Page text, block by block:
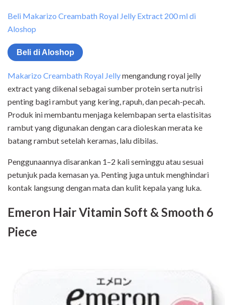
Beli Makarizo Creambath Royal Jelly Extract 200 ml di
Aloshop
Beli di Aloshop
Makarizo Creambath Royal Jellymengandung royal jelly
extract yang dikenal sebagai sumber protein serta nutrisi
penting bagi rambut yang kering, rapuh, dan pecah-pecah.
Produk ini membantu menjaga kelembapan serta elastisitas
rambut yang digunakan dengan cara dioleskan merata ke
batang rambut setelah keramas, lalu dibilas.
Penggunaannya disarankan 1–2 kali seminggu atau sesuai
petunjuk pada kemasan ya. Penting juga untuk menghindari
kontak langsung dengan mata dan kulit kepala yang luka.
Emeron Hair Vitamin Soft & Smooth 6
Piece